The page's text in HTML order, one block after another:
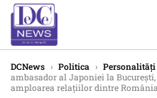
DCNews › Politica ›
ambasador al Japoniei la
amploarea relațiilor dintre